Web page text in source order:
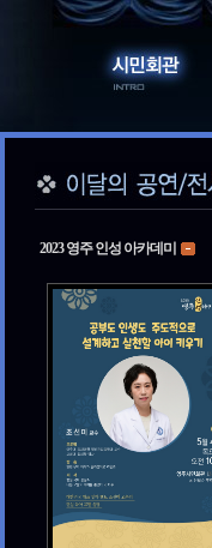
2023 영주 인성 아카데미